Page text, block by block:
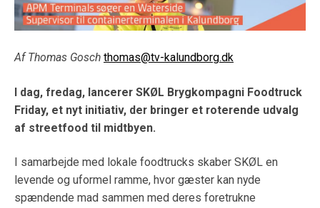
Af Thomas Gosch thomas@tv-kalundborg.dk
I dag, fredag, lancerer SKØL Brygkompagni Foodtruck
Friday, et nyt initiativ, der bringer et roterende udvalg
af streetfood til midtbyen.
I samarbejde med lokale foodtrucks skaber SKØL en
levende og uformel ramme, hvor gæster kan nyde
spændende mad sammen med deres foretrukne